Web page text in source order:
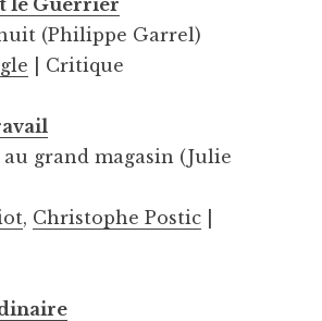
(Philippe Garrel)
| Critique
grand magasin (Julie
, Christophe Postic